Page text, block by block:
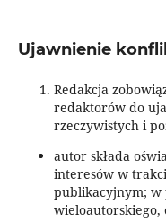
Ujawnienie
Redakcja
redaktorów do
rzeczywistych i
autor składa
interesów w
publikacyjnym; w
wieloautorskiego,